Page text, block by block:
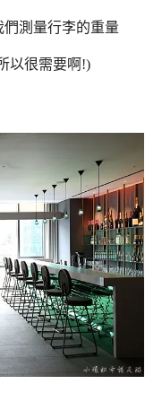
測量行李的重量
以很需要啊!)